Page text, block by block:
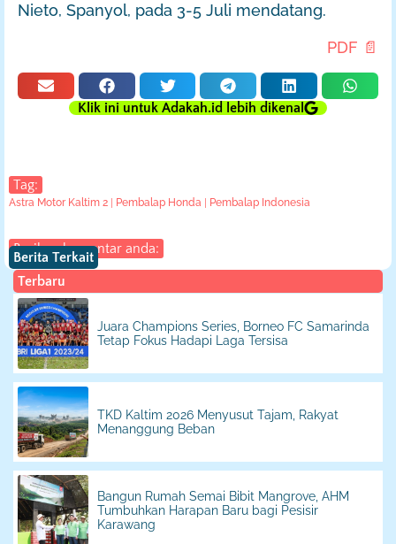
Nieto, Spanyol, pada 3-5 Juli mendatang.
PDF 📄
Klik ini untuk Adakah.id lebih dikenal
Tag:
Astra Motor Kaltim 2 Pembalap Honda Pembalap Indonesia
Berikan komentar anda:
Berita Terkait
Terbaru
Juara Champions Series, Borneo FC Samarinda
Tetap Fokus Hadapi Laga Tersisa
TKD Kaltim 2026 Menyusut Tajam, Rakyat
Menanggung Beban
Bangun Rumah Semai Bibit Mangrove, AHM
Tumbuhkan Harapan Baru bagi Pesisir
Karawang